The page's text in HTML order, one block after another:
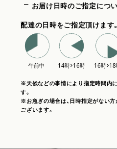
お届け日時のご指定につ
配達の日時をご指定頂けます。
※天候などの事情により指定時間内
す。
※お急ぎの場合は、日時指定がない
ございます。